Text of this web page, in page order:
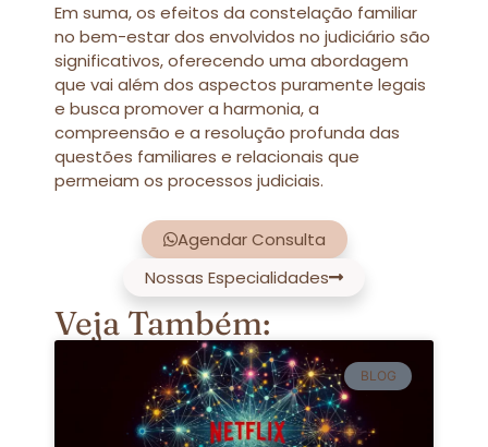
Em suma, os efeitos da constelação familiar
no bem-estar dos envolvidos no judiciário são
significativos, oferecendo uma abordagem
que vai além dos aspectos puramente legais
e busca promover a harmonia, a
compreensão e a resolução profunda das
questões familiares e relacionais que
permeiam os processos judiciais.
Agendar Consulta
Nossas Especialidades
Veja Também:
BLOG